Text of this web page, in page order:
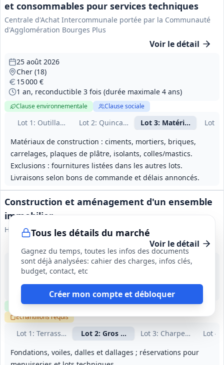
et consommables pour services techniques
Centrale d'Achat Intercommunale portée par la Communauté
d'Agglomération Bourges Plus
Voir le détail
Lot 1 : Outillage électroportatif
Lot 2: Quincaillerie et petit outillage
Lot 3: Matériaux deLot
Matériaux de construction : ciments, mortiers, briques,
carrelages, plaques de plâtre, isolants, colles/mastics.
Exclusions : fournitures listées dans les autres lots.
Livraisons selon bons de commande et délais annoncés.
25 août 2026
Cher (18)
15 000 €
1 an, reconductible 3 fois (durée maximale 4 ans)
Clause environnementale Clause sociale
Tous les détails du marché
Gagnez du temps, toutes les infos des documents
sont déjà analysées: cahier des charges, infos clés,
budget, contact, etc
Créer mon compte et débloquer
Construction et aménagement d'un ensemble
immobilier
HABITAT44
Voir le détail
Lot 1 : Terrassement VRD
Lot 2: Gros œuvre et façades brique
Lot 3: Charpente bois et
Lot 4
Fondations, voiles, dalles et dallages ; réservations pour
30 sept. 2026
Châteaubriant (44)
Clause environnementale Visiteoptionnelle
Échantillonsrequis